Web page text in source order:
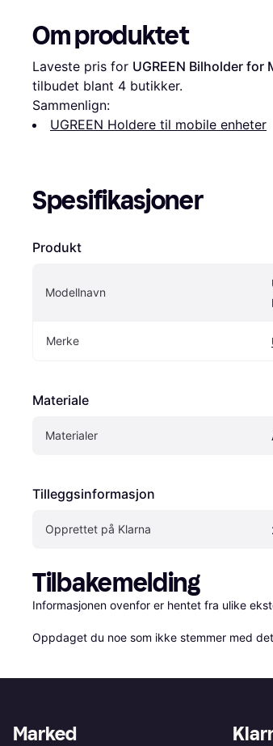
Om produktet
Laveste pris for UGREEN Bilholder for
tilbudet blant 4 butikker.
Sammenlign:
UGREEN Holdere til mobile enheter
Spesifikasjoner
Produkt
Modellnavn
Merke
Materiale
Materialer
Tilleggsinformasjon
Opprettet på Klarna
Tilbakemelding
Informasjonen ovenfor er hentet fra ulike
Oppdaget du noe som ikke stemmer med
Marked